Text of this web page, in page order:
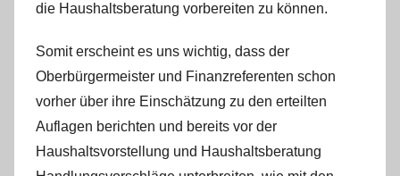
die Haushaltsberatung vorbereiten zu können.
Somit erscheint es uns wichtig, dass der
Oberbürgermeister und Finanzreferenten schon
vorher über ihre Einschätzung zu den erteilten
Auflagen berichten und bereits vor der
Haushaltsvorstellung und Haushaltsberatung